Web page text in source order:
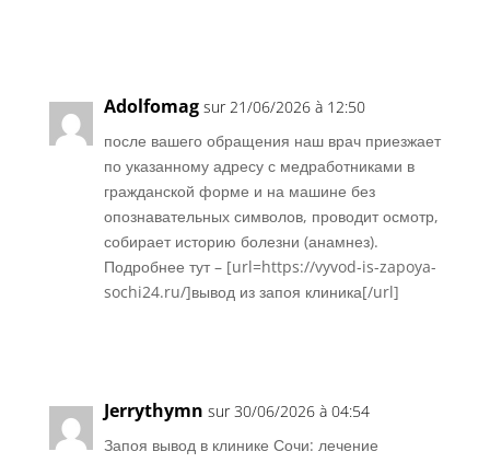
Adolfomag sur 21/06/2026 à 12:50
после вашего обращения наш врач приезжает
по указанному адресу с медработниками в
гражданской форме и на машине без
опознавательных символов, проводит осмотр,
собирает историю болезни (анамнез).
Подробнее тут – [url=https://vyvod-is-zapoya-
sochi24.ru/]вывод из запоя клиника[/url]
Jerrythymn sur 30/06/2026 à 04:54
Запоя вывод в клинике Сочи: лечение